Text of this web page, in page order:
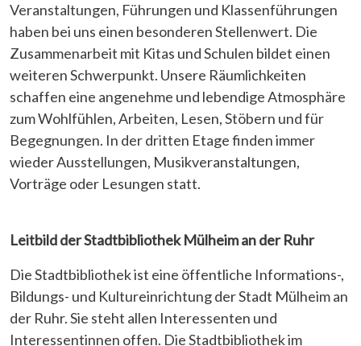
Veranstaltungen, Führungen und Klassenführungen
haben bei uns einen besonderen Stellenwert. Die
Zusammenarbeit mit Kitas und Schulen bildet einen
weiteren Schwerpunkt. Unsere Räumlichkeiten
schaffen eine angenehme und lebendige Atmosphäre
zum Wohlfühlen, Arbeiten, Lesen, Stöbern und für
Begegnungen. In der dritten Etage finden immer
wieder Ausstellungen, Musikveranstaltungen,
Vorträge oder Lesungen statt.
Leitbild der Stadtbibliothek Mülheim an der Ruhr
Die Stadtbibliothek ist eine öffentliche Informations-,
Bildungs- und Kultureinrichtung der Stadt Mülheim an
der Ruhr. Sie steht allen Interessenten und
Interessentinnen offen. Die Stadtbibliothek im